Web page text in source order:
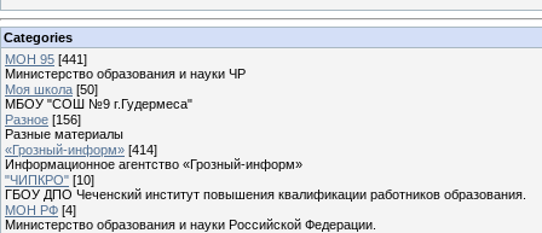
Categories
МОН 95 [441]
Министерство образования и науки ЧР
Моя школа [50]
МБОУ "СОШ №9 г.Гудермеса"
Разное [156]
Разные материалы
«Грозный-информ» [414]
Информационное агентство «Грозный-информ»
"ЧИПКРО" [10]
ГБОУ ДПО Чеченский институт повышения квалификации работников образования.
МОН РФ [4]
Министерство образования и науки Российской Федерации.